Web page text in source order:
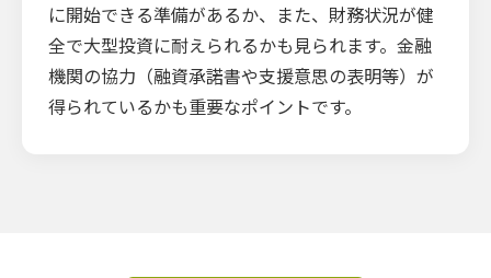
に開始できる準備があるか、また、財務状況が健
全で大型投資に耐えられるかも見られます。金融
機関の協力（融資承諾書や支援意思の表明等）が
得られているかも重要なポイントです。